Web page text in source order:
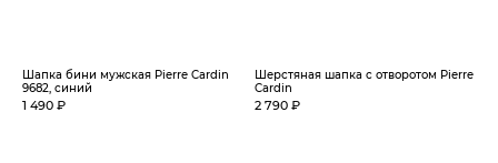
Шапка бини мужская Pierre Cardin
9682, синий
1 490 ₽
Шерстяная шапка с отворотом Pierre
Cardin
2 790 ₽